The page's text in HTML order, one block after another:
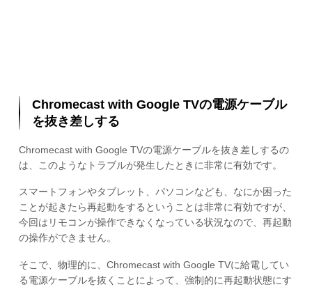
Chromecast with Google TVの電源ケーブル
を抜き差しする
Chromecast with Google TVの電源ケーブルを抜き差しするの
は、このようなトラブルが発生したときに非常に有効です。
スマートフォンやタブレット、パソコンなども、なにか困った
ことが起きたら再起動をするということは非常に有効ですが、
今回はリモコンが操作できなくなっている状況なので、再起動
の操作ができません。
そこで、物理的に、Chromecast with Google TVに給電してい
る電源ケーブルを抜くことによって、強制的に再起動状態にす